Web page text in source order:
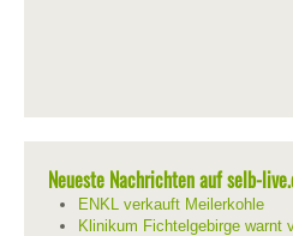
Neueste Nachrichten auf selb-
ENKL verkauft Meilerkohle
Klinikum Fichtelgebirge warnt